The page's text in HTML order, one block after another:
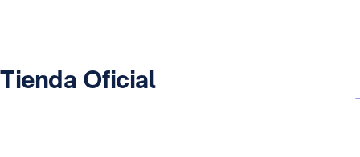
Tienda Oficial